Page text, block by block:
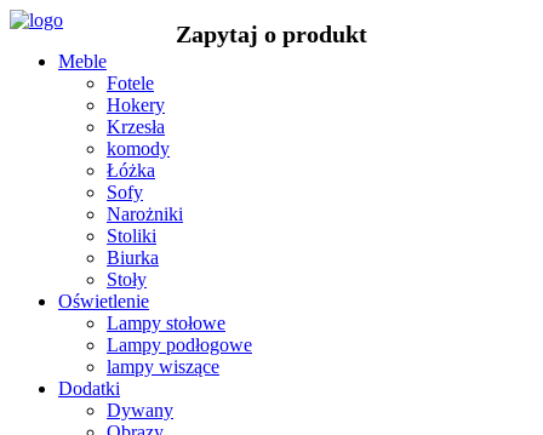
Meble
Fotele
Hokery
Krzesła
komody
Łóżka
Sofy
Narożniki
Stoliki
Biurka
Stoły
Oświetlenie
Lampy stołowe
Lampy podłogowe
lampy wiszące
Dodatki
Dywany